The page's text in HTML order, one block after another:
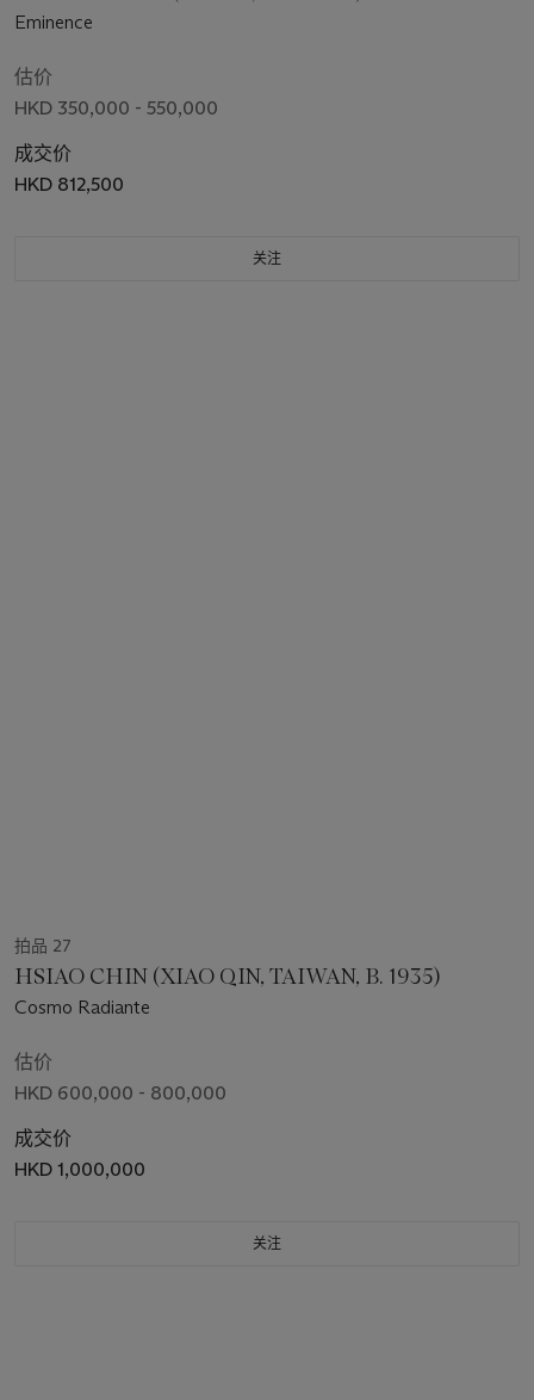
Eminence
估价
HKD 350,000 - 550,000
成交价
HKD 812,500
关注
拍品 27
HSIAO CHIN (XIAO QIN, TAIWAN, B. 1935)
Cosmo Radiante
估价
HKD 600,000 - 800,000
成交价
HKD 1,000,000
关注